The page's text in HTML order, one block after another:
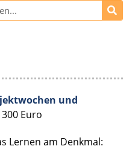
und
Euro
Lernen am Denkmal: